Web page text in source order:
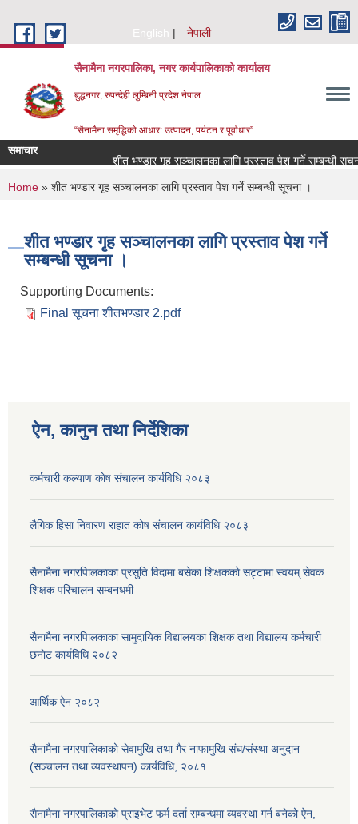
English
नेपाली
सैनामैना नगरपालिका, नगर कार्यपालिकाको कार्यालय
बुद्धनगर, रुपन्देही लुम्बिनी प्रदेश नेपाल
“सैनामैना समृद्धिको आधार: उत्पादन, पर्यटन र पूर्वाधार”
समाचार
शीत भण्डार गृह सञ्चालनका लागि प्रस्ताव पेश गर्ने सम्बन्धी सूचना
You are here
Home » शीत भण्डार गृह सञ्चालनका लागि प्रस्ताव पेश गर्ने सम्बन्धी सूचना ।
शीत भण्डार गृह सञ्चालनका लागि प्रस्ताव पेश गर्ने
सम्बन्धी सूचना ।
Supporting Documents:
Final सूचना शीतभण्डार 2.pdf
ऐन, कानुन तथा निर्देशिका
कर्मचारी कल्याण काेष संचालन कार्यविधि २०८३
लैगिक हिसा निवारण राहात कोष संचालन कार्यविधि २०८३
सैनामैना नगरपािलकाका प्रसुति विदामा बसेका शिक्षककाे सट्टामा स्वयम् सेवक
शिक्षक परिचालन सम्बनधमी
सैनामैना नगरपािलकाका सामुदायिक विद्यालयका शिक्षक तथा विद्यालय कर्मचारी
छनाेट कार्यविधि २०८२
आर्थिक ऐन २०८२
सैनामैना नगरपालिकाको सेवामुखि तथा गैर नाफामुखि संघ/संस्था अनुदान
(सञ्चालन तथा व्यवस्थापन) कार्यविधि, २०८१
सैनामैना नगरपालिकाको प्राइभेट फर्म दर्ता सम्बन्धमा व्यवस्था गर्न बनेको ऐन,